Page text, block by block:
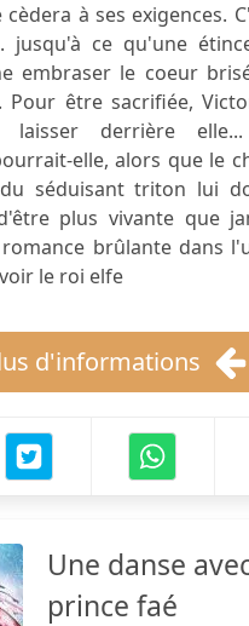
à ses exigences.
jusqu'à ce qu'une
embraser le coeur
Pour être sacrifiée,
laisser derrière
elle, alors que le
séduisant triton lui
plus vivante que
brûlante dans
le roi elfe
d'informations
Une danse
prince faé